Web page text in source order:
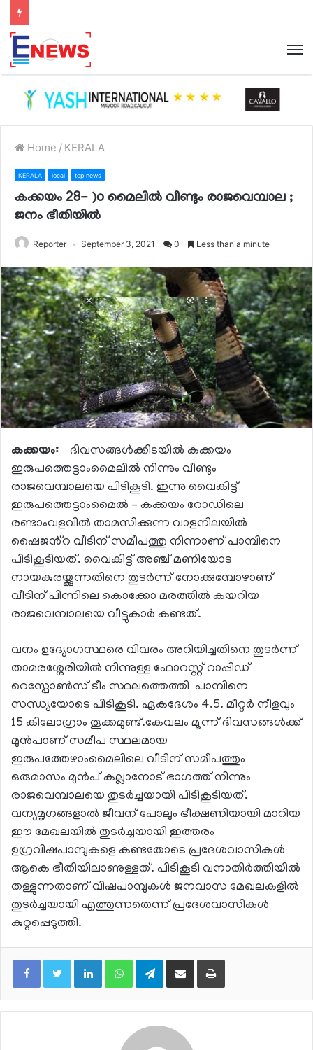
Home / KERALA
KERALA local top news
കക്കയം 28- )o മൈലിൽ വീണ്ടും രാജവെമ്പാല ;
ജനം ഭീതിയിൽ
Reporter September 3, 2021 0 Less than a minute
കക്കയം:
ദിവസങ്ങൾക്കിടയിൽ കക്കയം
ഇരുപത്തെട്ടാംമൈലിൽ നിന്നും വീണ്ടും
രാജവെമ്പാലയെ പിടികൂടി. ഇന്നു വൈകിട്ട്
ഇരുപത്തെട്ടാംമൈൽ – കക്കയം റോഡിലെ
രണ്ടാംവളവിൽ താമസിക്കുന്ന വാളനിലയിൽ
ഷൈജൻ്റ വീടിന് സമീപത്തു നിന്നാണ് പാമ്പിനെ
പിടികൂടിയത്. വൈകിട്ട് അഞ്ച് മണിയോട
നായകുരയ്ക്കുന്നതിനെ തുടർന്ന് നോക്കുമ്പോഴാണ്
വീടിന് പിന്നിലെ കൊക്കോ മരത്തിൽ കയറിയ
രാജവെമ്പാലയെ വീട്ടുകാർ കണ്ടത്.
വനം ഉദ്യോഗസ്ഥരെ വിവരം അറിയിച്ചതിനെ തുടർന്ന്
താമരശ്ശേരിയിൽ നിന്നുള്ള ഫോറസ്റ്റ് റാപ്പിഡ്
റെസ്പോൺസ് ടീം സ്ഥലത്തെത്തി പാമ്പിനെ
സന്ധ്യയോടെ പിടികൂടി. ഏകദേശം 4.5. മീറ്റർ നീളവും
15 കിലോഗ്രാം തൂക്കമുണ്ട്.കേവലം മൂന്ന് ദിവസങ്ങൾക്ക്
മുൻപാണ് സമീപ സ്ഥലമായ
ഇരുപത്തേഴാംമൈലിലെ വീടിന് സമീപത്തും
ഒരുമാസം മുൻപ് കല്ലാനോട് ഭാഗത്ത് നിന്നും
രാജവെമ്പാലയെ തുടർച്ചയായി പിടികൂടിയത്.
വന്യമൃഗങ്ങളാൽ ജീവന് പോലും ഭീക്ഷണിയായി മാറിയ
ഈ മേഖലയിൽ തുടർച്ചയായി ഇത്തരം
ഉഗ്രവിഷപാമ്പുകളെ കണ്ടതോടെ പ്രദേശവാസികൾ
ആകെ ഭീതിയിലാണുള്ളത്. പിടികൂടി വനാതിർത്തിയിൽ
തള്ളുന്നതാണ് വിഷപാമ്പുകൾ ജനവാസ മേഖലകളിൽ
തുടർച്ചയായി എത്തുന്നതെന്ന് പ്രദേശവാസികൾ
കുറ്റപ്പെടുത്തി.
LinkedInWhatsAppTelegramShare via Email Print